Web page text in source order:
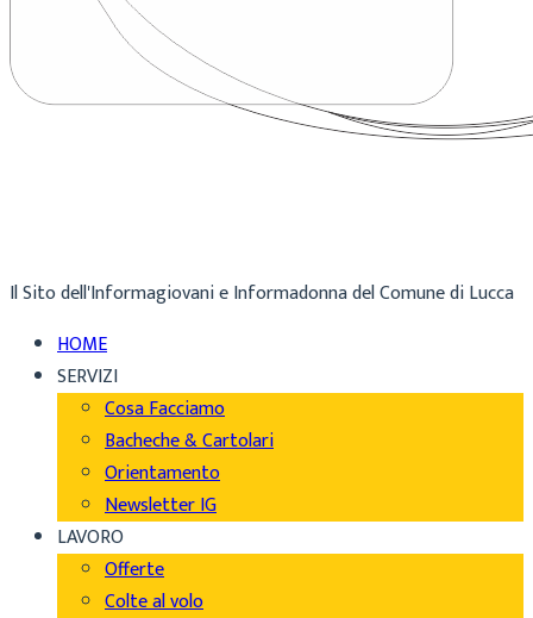
Il Sito dell'Informagiovani e Informadonna del Comune di Lucca
HOME
SERVIZI
Cosa Facciamo
Bacheche & Cartolari
Orientamento
Newsletter IG
LAVORO
Offerte
Colte al volo